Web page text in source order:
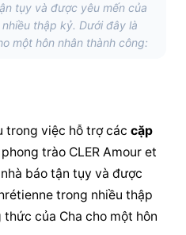
tụy và được yêu mến của
thập kỷ. Dưới đây là
một hôn nhân thành công:
trong việc hỗ trợ các cặp
trào CLER Amour et
báo tận tụy và được
trong nhiều thập
của Cha cho một hôn